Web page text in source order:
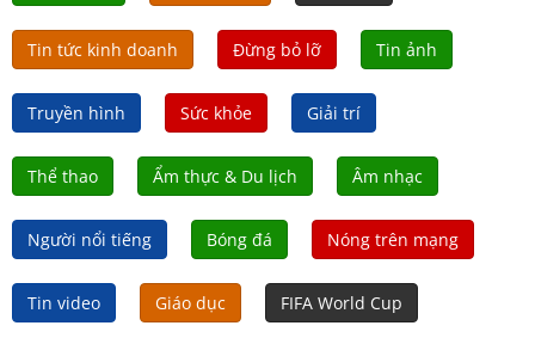
Tin tức kinh doanh Đừng bỏ lỡ Tin ảnh
Truyền hình Sức khỏe Giải trí
Thể thao Ẩm thực & Du lịch Âm nhạc
Người nổi tiếng Bóng đá Nóng trên mạng
Tin video Giáo dục FIFA World Cup